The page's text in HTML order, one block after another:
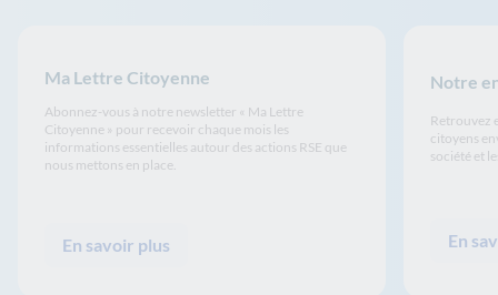
Ma Lettre Citoyenne
Abonnez-vous à notre newsletter « Ma Lettre
Citoyenne » pour recevoir chaque mois les
informations essentielles autour des actions RSE que
nous mettons en place.
En savoir plus
Notre
Retrouvez
citoyens
société et
En